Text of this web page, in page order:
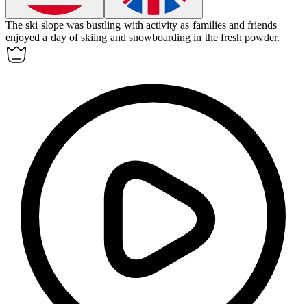
Theski slope was bustling with activity as families and friends
enjoyed a day of skiing and snowboarding in the fresh powder.